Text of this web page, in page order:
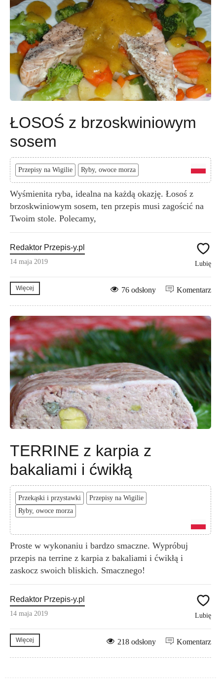
ŁOSOŚ z brzoskwiniowym
sosem
Przepisy na Wigilie Ryby, owoce morza
Wyśmienita ryba, idealna na każdą okazję. Łosoś z
brzoskwiniowym sosem, ten przepis musi zagościć na
Twoim stole. Polecamy,
Redaktor Przepis-y.pl
14 maja 2019 Lubię
Więcej Komentarz
76 odsłony
TERRINE z karpia z
bakaliami i ćwikłą
Przekąski i przystawki
Przepisy na Wigilie
Ryby, owoce morza
Proste w wykonaniu i bardzo smaczne. Wypróbuj
przepis na terrine z karpia z bakaliami i ćwikłą i
zaskocz swoich bliskich. Smacznego!
Redaktor Przepis-y.pl
14 maja 2019 Lubię
Więcej Komentarz
218 odsłony